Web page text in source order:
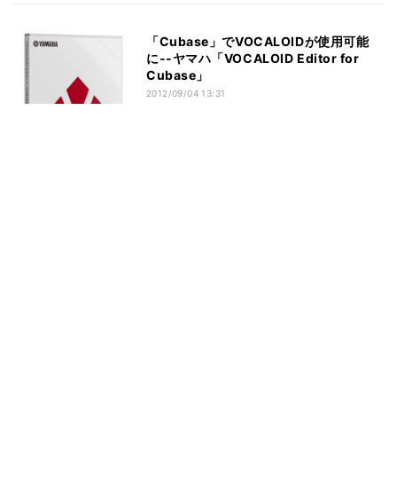
「Cubase」でVOCALOIDが使用可能
に--ヤマハ「VOCALOID Editor for
Cubase」
2012/09/04 13:31